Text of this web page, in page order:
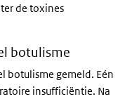
de toxines
botulisme
botulisme gemeld. Eén
insufficiëntie. Na